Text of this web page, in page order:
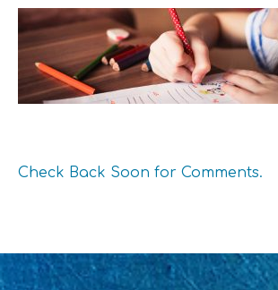
Check Back Soon for Comments.